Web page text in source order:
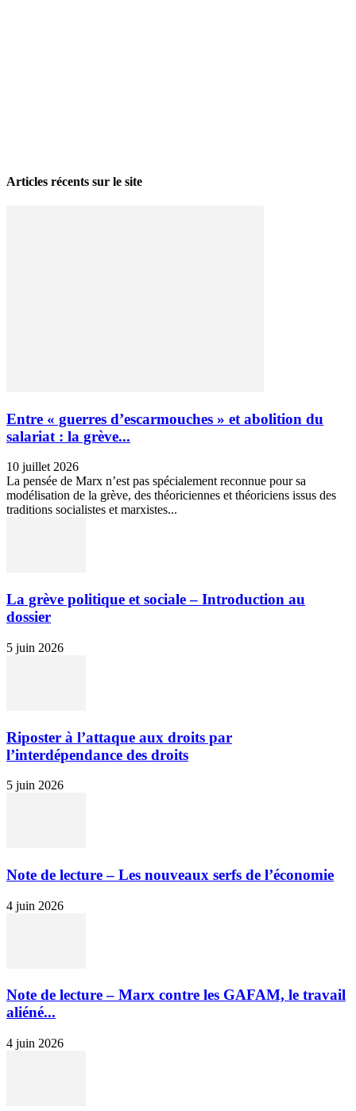
Articles récents sur le site
Entre « guerres d’escarmouches » et abolition du
salariat : la grève...
10 juillet 2026
La pensée de Marx n’est pas spécialement reconnue pour sa
modélisation de la grève, des théoriciennes et théoriciens issus des
traditions socialistes et marxistes...
La grève politique et sociale – Introduction au
dossier
5 juin 2026
Riposter à l’attaque aux droits par
l’interdépendance des droits
5 juin 2026
Note de lecture – Les nouveaux serfs de l’économie
4 juin 2026
Note de lecture – Marx contre les GAFAM, le travail
aliéné...
4 juin 2026